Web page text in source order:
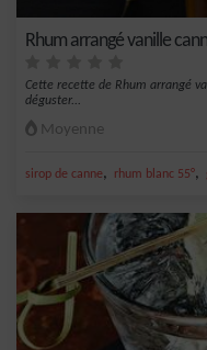
Rhum arrangé vanille
Cette recette de Rhum arrangé
déguster...
Moyenne
sirop de canne, rhum blanc 55°,